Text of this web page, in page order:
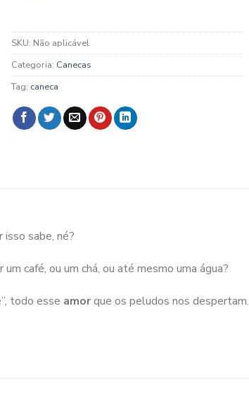
SKU: Não aplicável
Categoria: Canecas
Tag: caneca
sabe, né?
café, ou um chá, ou até mesmo uma água?
todo esse amorque os peludos nos despertam.